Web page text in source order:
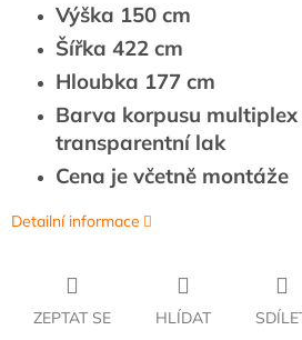
Výška 150 cm
Šířka 422 cm
Hloubka 177 cm
Barva korpusu
transparentní lak
Cena je včetně montáže
Detailní informace
ZEPTAT SE HLÍDAT